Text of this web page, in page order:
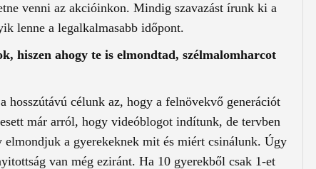
venni az akcióinkon. Mindig szavazást írunk ki a
lenne a legalkalmasabb időpont.
hiszen ahogy te is elmondtad, szélmalomharcot
célunk az, hogy a felnövekvő generációt
már arról, hogy videóblogot indítunk, de tervben
a gyerekeknek mit és miért csinálunk. Úgy
van még eziránt. Ha 10 gyerekből csak 1-et